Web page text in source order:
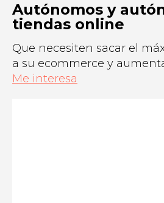
Autónomos y
tiendas online
Que necesiten sacar el
a su ecommerce y
Me interesa